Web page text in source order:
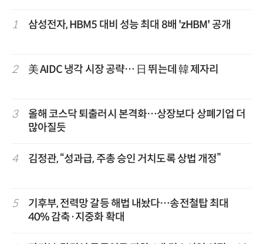
1 삼성전자, HBM5 대비 성능 최대 8배 'zHBM' 공개
2 美 AIDC 냉각 시장 공략… 日 뛰는데 韓 제자리
3
올해 코스닥 퇴출러시 본격화…상장보다 상폐기업 더
많아질듯
4 김정관, “성과급, 주총 승인 거치도록 상법 개정”
5
기후부, 전력망 갈등 해법 내놨다…송전철탑 최대
40% 감축·지중화 확대